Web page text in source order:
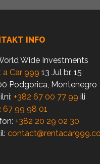
INFO
Wide Investments
a Car 999 13 Jul br. 15
Podgorica, Montenegro
+382 67 00 77 99 ili
67 99 98 01
+382 20 29 02 30